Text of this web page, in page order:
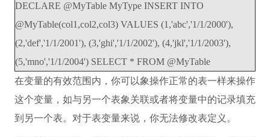
DECLARE @MyTable MyType INSERT INTO
@MyTable(col1,col2,col3) VALUES (1,'abc','1/1/2000'),
(2,'def','1/1/2001'), (3,'ghi','1/1/2002'), (4,'jkl','1/1/2003'),
(5,'mno','1/1/2004') SELECT * FROM @MyTable
在变量的有效范围内，你可以象操作正常的表一样来操作
这个变量，如与另一个表象关联或者将变量中的记录填充
到另一个表。对于表变量来说，你无法修改表定义。